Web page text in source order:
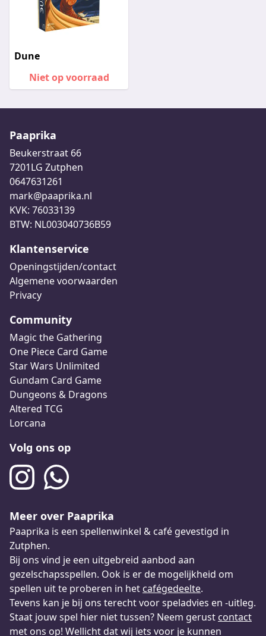
Dune
Niet op voorraad
Paaprika
Beukerstraat 66
7201LG Zutphen
0647631261
mark@paaprika.nl
KVK: 76033139
BTW: NL003040736B59
Klantenservice
Openingstijden/contact
Algemene voorwaarden
Privacy
Community
Magic the Gathering
One Piece Card Game
Star Wars Unlimited
Gundam Card Game
Dungeons & Dragons
Altered TCG
Lorcana
Volg ons op
Meer over Paaprika
Paaprika is een spellenwinkel & café gevestigd in
Zutphen.
Bij ons vind je een uitgebreid aanbod aan
gezelschapsspellen. Ook is er de mogelijkheid om
spellen uit te proberen in het cafégedeelte.
Tevens kan je bij ons terecht voor speladvies en -uitleg.
Staat jouw spel hier niet tussen? Neem gerust contact
met ons op! Wellicht dat wij iets voor je kunnen